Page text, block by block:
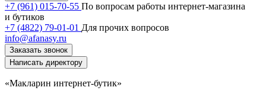
+7 (961) 015-70-55 По вопросам работы интернет-магазина
и бутиков
+7 (4822) 79-01-01 Для прочих вопросов
info@afanasy.ru
Заказать звонок
Написать директору
«Макларин интернет-бутик»